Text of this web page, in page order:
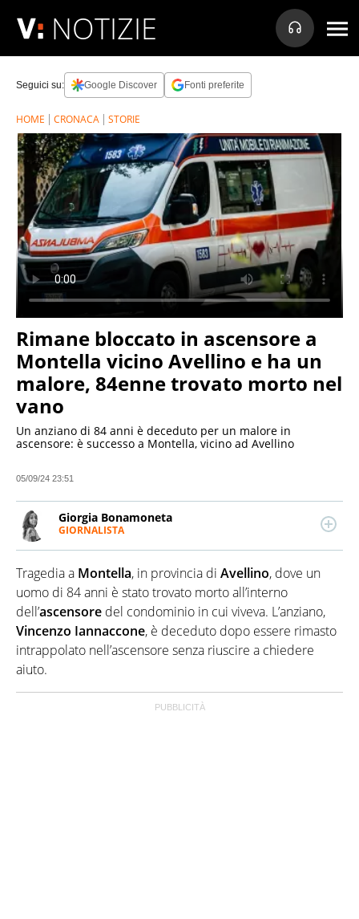
NOTIZIE
Seguici su: Google Discover Fonti preferite
HOME CRONACA STORIE
Rimane bloccato in ascensore a
Montella vicino Avellino e ha un
malore, 84enne trovato morto nel
vano
Un anziano di 84 anni è deceduto per un malore in
ascensore: è successo a Montella, vicino ad Avellino
05/09/24 23:51
Giorgia Bonamoneta
GIORNALISTA
Laureata in Editoria e Scrittura presso La Sapienza
di Roma, ha iniziato a scrivere per una testata
impegnata sui diritti civili, prima di lavorare in
diverse testate di attualità.
Tragedia a Montella, in provincia di Avellino, dove un
uomo di 84 anni è stato trovato morto all’interno
dell’ascensore del condominio in cui viveva. L’anziano,
Vincenzo Iannaccone, è deceduto dopo essere rimasto
intrappolato nell’ascensore senza riuscire a chiedere
aiuto.